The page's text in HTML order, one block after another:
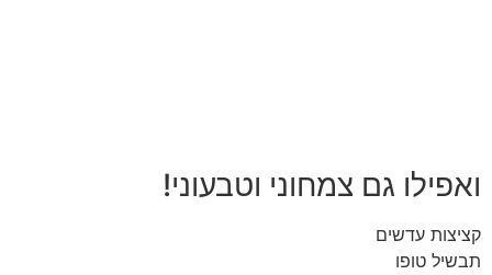
ואפילו גם צמחוני וטבעוני!
קציצות עדשים
תבשיל טופו